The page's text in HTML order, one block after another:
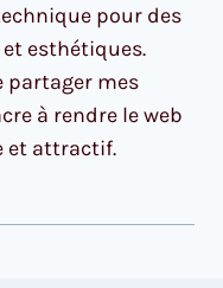
pour des
esthétiques.
partager mes
à rendre le web
et attractif.